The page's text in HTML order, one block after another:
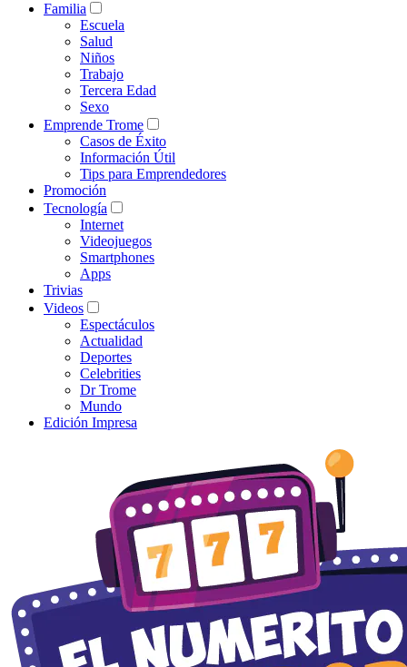
Familia
Escuela
Salud
Niños
Trabajo
Tercera Edad
Sexo
Emprende Trome
Casos de Éxito
Información Útil
Tips para Emprendedores
Promoción
Tecnología
Internet
Videojuegos
Smartphones
Apps
Trivias
Videos
Espectáculos
Actualidad
Deportes
Celebrities
Dr Trome
Mundo
Edición Impresa